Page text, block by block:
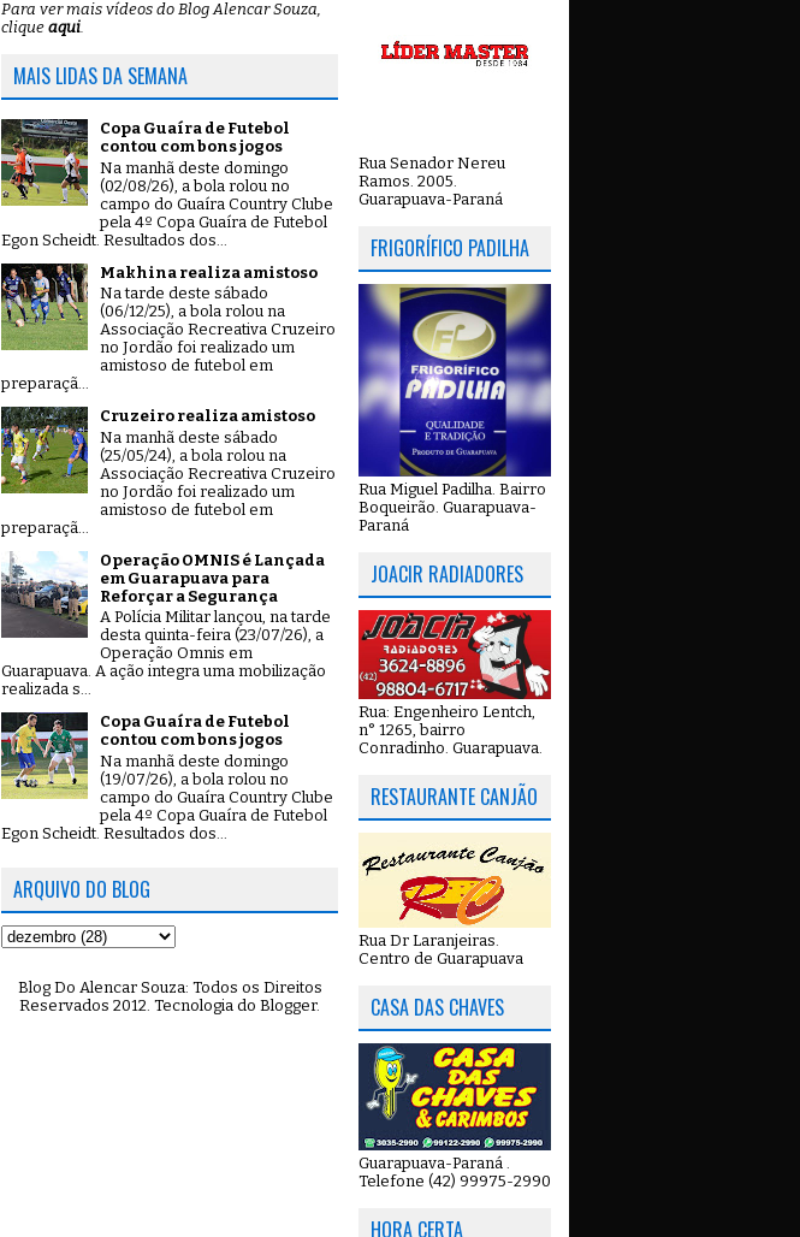
Para ver mais vídeos do Blog Alencar Souza,
clique aqui.
MAIS LIDAS DA SEMANA
Copa Guaíra de Futebol
contou com bons jogos
Na manhã deste domingo
(02/08/26), a bola rolou no
campo do Guaíra Country Clube
pela 4º Copa Guaíra de Futebol
Egon Scheidt. Resultados dos...
Makhina realiza amistoso
Na tarde deste sábado
(06/12/25), a bola rolou na
Associação Recreativa Cruzeiro
no Jordão foi realizado um
amistoso de futebol em
preparaçã...
Cruzeiro realiza amistoso
Na manhã deste sábado
(25/05/24), a bola rolou na
Associação Recreativa Cruzeiro
no Jordão foi realizado um
amistoso de futebol em
preparaçã...
Operação OMNIS é Lançada
em Guarapuava para
Reforçar a Segurança
A Polícia Militar lançou, na tarde
desta quinta-feira (23/07/26), a
Operação Omnis em
Guarapuava. A ação integra uma mobilização
realizada s...
Copa Guaíra de Futebol
contou com bons jogos
Na manhã deste domingo
(19/07/26), a bola rolou no
campo do Guaíra Country Clube
pela 4º Copa Guaíra de Futebol
Egon Scheidt. Resultados dos...
ARQUIVO DO BLOG
Blog Do Alencar Souza: Todos os Direitos
Reservados 2012. Tecnologia do Blogger.
Rua Senador Nereu
Ramos. 2005.
Guarapuava-Paraná
FRIGORÍFICO PADILHA
Rua Miguel Padilha. Bairro
Boqueirão. Guarapuava-
Paraná
JOACIR RADIADORES
Rua: Engenheiro Lentch,
n° 1265, bairro
Conradinho. Guarapuava.
RESTAURANTE CANJÃO
Rua Dr Laranjeiras.
Centro de Guarapuava
CASA DAS CHAVES
Guarapuava-Paraná .
Telefone (42) 99975-2990
HORA CERTA